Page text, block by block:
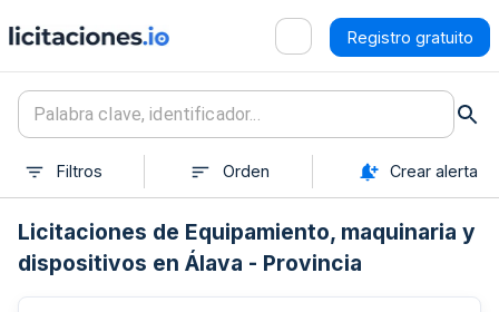
Registro gratuito
Filtros Orden Crear alerta
Licitaciones de Equipamiento, maquinaria y
dispositivos en Álava - Provincia